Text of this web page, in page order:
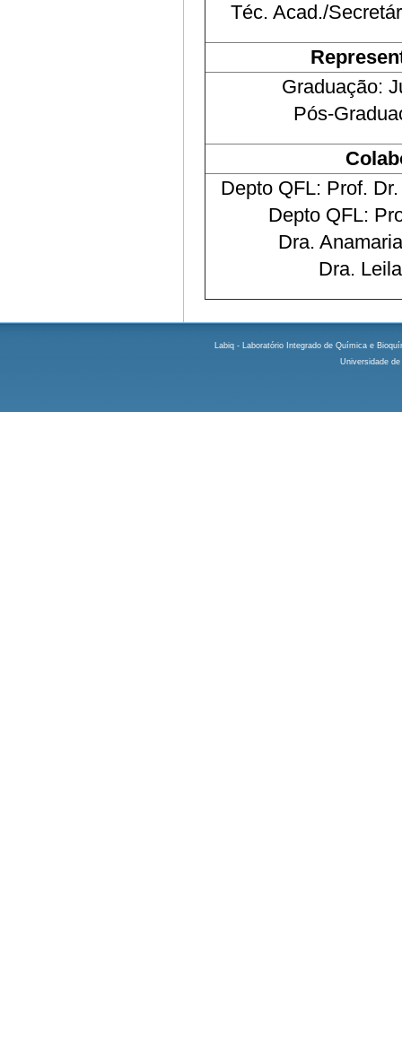
Téc. Acad./
Graduação:
Pós-
Depto QFL: Prof.
Depto QFL:
Dra.
Dra.
Labiq - Laboratório Integrado de Química e
Universidade